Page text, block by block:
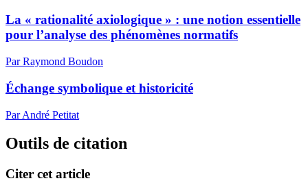
La « rationalité axiologique » : une notion essentielle
pour l’analyse des phénomènes normatifs
Par Raymond Boudon
Échange symbolique et historicité
Par André Petitat
Outils de citation
Citer cet article